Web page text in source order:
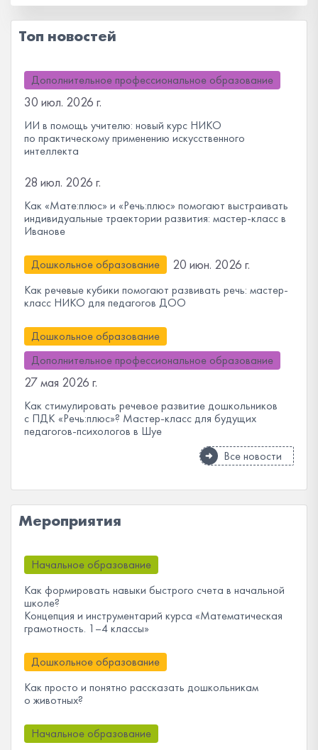
Топ новостей
Дополнительное профессиональное образование
30 июл. 2026 г.
ИИ в помощь учителю: новый курс НИКО
по практическому применению искусственного
интеллекта
28 июл. 2026 г.
Как «Мате:плюс» и «Речь:плюс» помогают выстраивать
индивидуальные траектории развития: мастер-класс в
Иванове
Дошкольное образование 20 июн. 2026 г.
Как речевые кубики помогают развивать речь: мастер-
класс НИКО для педагогов ДОО
Дошкольное образование
Дополнительное профессиональное образование
27 мая 2026 г.
Как стимулировать речевое развитие дошкольников
с ПДК «Речь:плюс»? Мастер-класс для будущих
педагогов-психологов в Шуе
Все новости
Мероприятия
Начальное образование
Как формировать навыки быстрого счета в начальной
школе?
Концепция и инструментарий курса «Математическая
грамотность. 1–4 классы»
Дошкольное образование
Как просто и понятно рассказать дошкольникам
о животных?
Начальное образование